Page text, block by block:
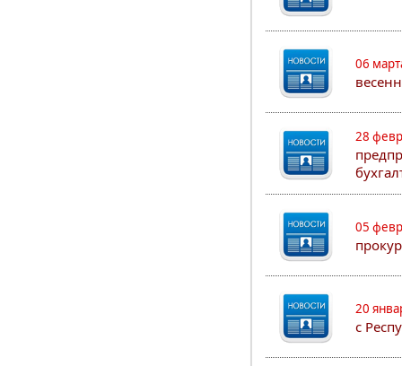
06
28
05
20
с